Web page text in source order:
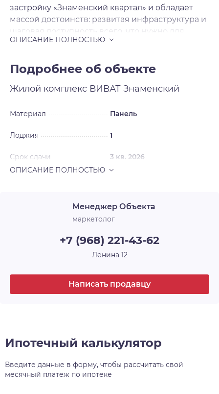
застройку «Знаменский квартал» и обладает
массой достоинств: развитая инфраструктура и
шаговая доступность всего, что нужно для
комфортной жизни: детские сады, школы,
университет, Санкт Петербургский
университет технологии и экономики, стадион.
Торговые центры «Федосеевский», «Микс»,
Удобная транспортная развязка, близость
парков позволяет его жителям вести активный
Подробнее об объекте
Жилой комплекс ВИВАТ Знаменский
Материал Панель
Лоджия 1
Срок сдачи 3 кв. 2026
Менеджер Объекта
маркетолог
+7 (968) 221-43-62
Ленина 12
Написать продавцу
Ипотечный калькулятор
Введите данные в форму, чтобы рассчитать свой
месячный платеж по ипотеке